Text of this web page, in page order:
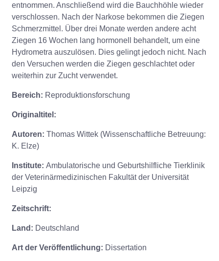
entnommen. Anschließend wird die Bauchhöhle wieder
verschlossen. Nach der Narkose bekommen die Ziegen
Schmerzmittel. Über drei Monate werden andere acht
Ziegen 16 Wochen lang hormonell behandelt, um eine
Hydrometra auszulösen. Dies gelingt jedoch nicht. Nach
den Versuchen werden die Ziegen geschlachtet oder
weiterhin zur Zucht verwendet.
Bereich: Reproduktionsforschung
Originaltitel:
Autoren: Thomas Wittek (Wissenschaftliche Betreuung:
K. Elze)
Institute: Ambulatorische und Geburtshilfliche Tierklinik
der Veterinärmedizinischen Fakultät der Universität
Leipzig
Zeitschrift:
Land: Deutschland
Art der Veröffentlichung: Dissertation